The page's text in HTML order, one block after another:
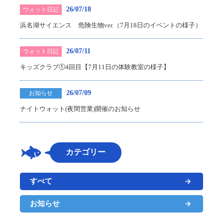
ウォット日記 26/07/18
浜名湖サイエンス 危険生物ver.（7月18日のイベントの様子）
ウォット日記 26/07/11
キッズクラブ①4回目【7月11日の体験教室の様子】
お知らせ 26/07/09
ナイトウォット(夜間営業)開催のお知らせ
カテゴリー
すべて
お知らせ